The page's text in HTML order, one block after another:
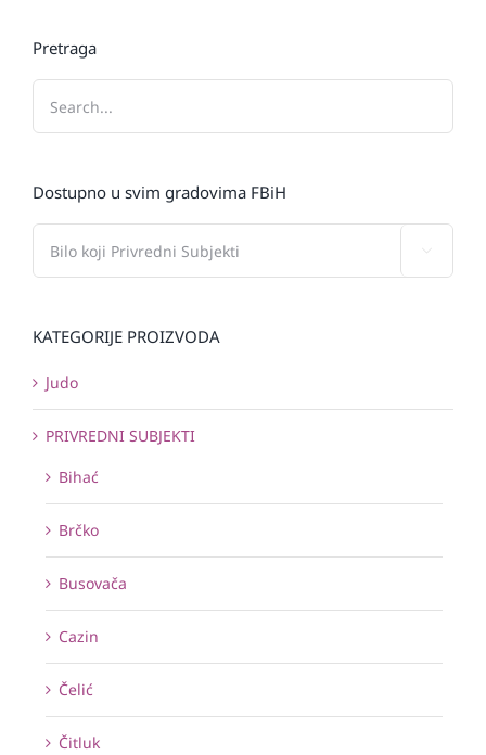
Pretraga
Dostupno u svim gradovima FBiH
KATEGORIJE PROIZVODA
Judo
PRIVREDNI SUBJEKTI
Bihać
Brčko
Busovača
Cazin
Čelić
Čitluk